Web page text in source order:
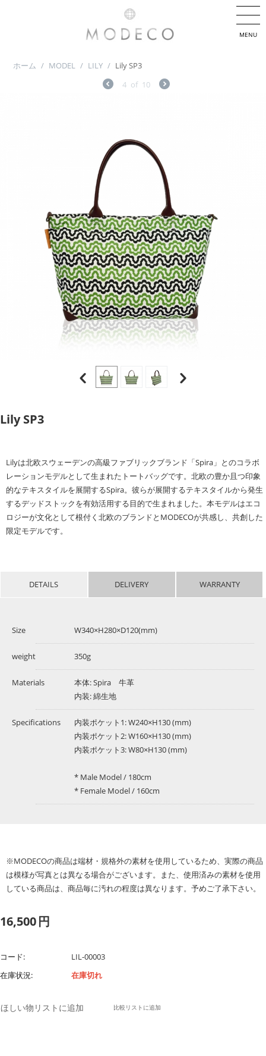
ホーム / MODEL / LILY / Lily SP3
4 of 10
Lily SP3
Lilyは北欧スウェーデンの高級ファブリックブランド「Spira」とのコラボ
レーションモデルとして生まれたトートバッグです。北欧の豊か且つ印象
的なテキスタイルを展開するSpira。彼らが展開するテキスタイルから発生
するデッドストックを有効活用する目的で生まれました。本モデルはエコ
ロジーが文化として根付く北欧のブランドとMODECOが共感し、共創した
限定モデルです。
DETAILS DELIVERY WARRANTY
Size W340×H280×D120(mm)
weight 350g
Materials
本体: Spira 牛革
内装: 綿生地
Specifications
内装ポケット1: W240×H130 (mm)
内装ポケット2: W160×H130 (mm)
内装ポケット3: W80×H130 (mm)
* Male Model / 180cm
* Female Model / 160cm
※MODECOの商品は端材・規格外の素材を使用しているため、実際の商品
は模様が写真とは異なる場合がございます。また、使用済みの素材を使用
している商品は、商品毎に汚れの程度は異なります。予めご了承下さい。
16,500円
コード:
LIL-00003
在庫状況:
在庫切れ
ほしい物リストに追加 比較リストに追加
MENU